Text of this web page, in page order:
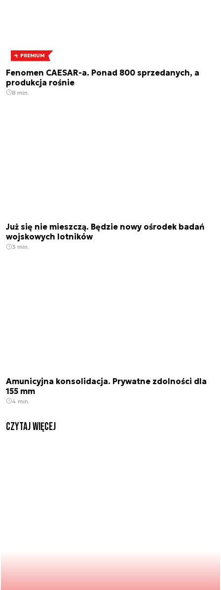
PREMIUM
Fenomen CAESAR-a. Ponad 800 sprzedanych, a
produkcja rośnie
8 min.
Już się nie mieszczą. Będzie nowy ośrodek badań
wojskowych lotników
3 min.
Amunicyjna konsolidacja. Prywatne zdolności dla
155 mm
4 min.
czytaj więcej